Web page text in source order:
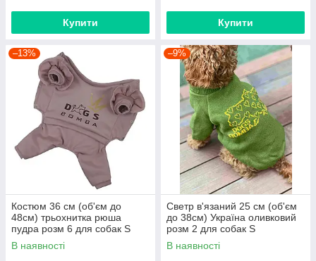
Купити Купити
–13%
Костюм 36 см (об'єм до
48см) трьохнитка рюша
пудра розм 6 для собак S
В наявності
–9%
Светр в'язаний 25 см (об'єм
до 38см) Україна оливковий
розм 2 для собак S
В наявності